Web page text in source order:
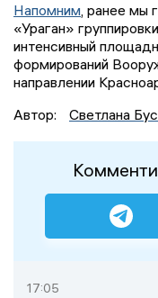
Напомним, ранее мы
«Ураган»
интенсивный
формирований
направлении
Автор:
Светлана
17:05